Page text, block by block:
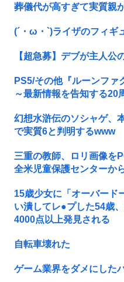
葬儀代が高すぎて実質親
(´・ω・`)ライザのフィギ
【超急募】デブが主人公
PS5/その他『ルーンファ
～最新情報を告知する20
幻想水滸伝のソシャゲ、
で実質6と判明するwww
三重の教師、ロリ画像を
全米児童保護センターか
15歳少女に「オーバード
い潰してレ●プした54歳
4000点以上発見される
自転車壊れた
ゲーム業界をダメにした